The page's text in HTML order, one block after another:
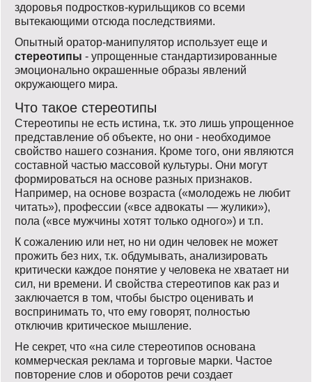
здоровья подростков-курильщиков со всеми
вытекающими отсюда последствиями.
Опытный оратор-манипулятор использует еще и
стереотипы - упрощенные стандартизированные
эмоционально окрашенные образы явлений
окружающего мира.
Что такое стереотипы
Стереотипы не есть истина, т.к. это лишь упрощенное
представление об объекте, но они - необходимое
свойство нашего сознания. Кроме того, они являются
составной частью массовой культуры. Они могут
формироваться на основе разных признаков.
Например, на основе возраста («молодежь не любит
читать»), профессии («все адвокаты — жулики»),
пола («все мужчины хотят только одного») и т.п.
К сожалению или нет, но ни один человек не может
прожить без них, т.к. обдумывать, анализировать
критически каждое понятие у человека не хватает ни
сил, ни времени. И свойства стереотипов как раз и
заключается в том, чтобы быстро оценивать и
воспринимать то, что ему говорят, полностью
отключив критическое мышление.
Не секрет, что «на силе стереотипов основана
коммерческая реклама и торговые марки. Частое
повторение слов и оборотов речи создает